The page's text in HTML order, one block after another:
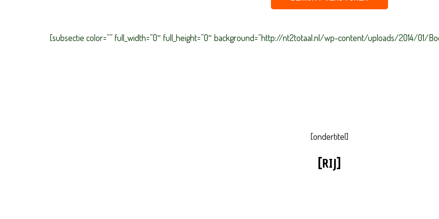
[subsectie color=”” full_width=”0″ full_height=”0″ background=”http://nt2totaal.nl/wp-content/uploads/2014/01/
[ondertitel]
[RIJ]